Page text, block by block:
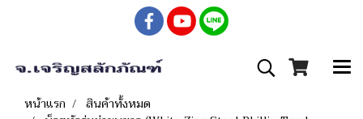
หน้าแรก
สินค้าทั้งหมด